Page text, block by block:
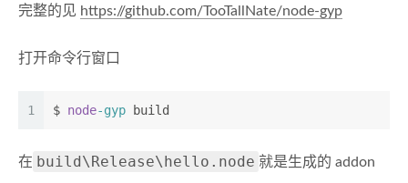
完整的见 https://github.com/TooTallNate/node-gyp
打开命令行窗口
1 $ node-gyp build
在 build\Release\hello.node 就是生成的 addon